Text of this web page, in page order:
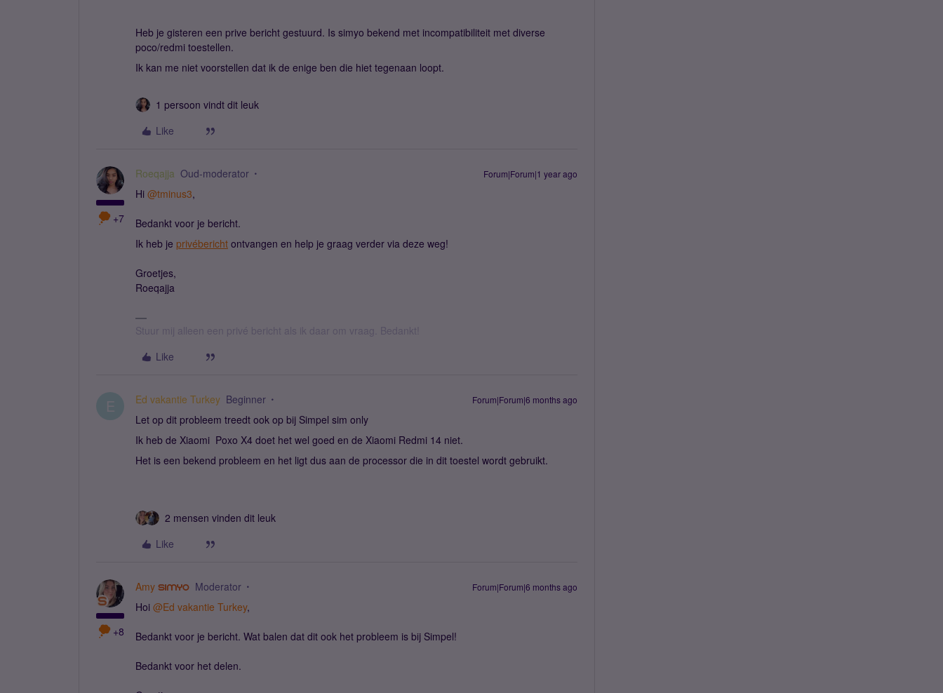
Heb je gisteren een prive bericht gestuurd. Is simyo bekend met incompatibiliteit met diverse
poco/redmi toestellen.
Ik kan me niet voorstellen dat ik de enige ben die hiet tegenaan loopt.
1 persoon vindt dit leuk
Like
+7
Roeqajja Oud-moderator Forum|Forum|1 year ago
Hi ​ @tminus3,
Bedankt voor je bericht.
Ik heb je privébericht ontvangen en help je graag verder via deze weg!
Groetjes,
Roeqajja
Stuur mij alleen een privé bericht als ik daar om vraag. Bedankt!
Like
E Ed vakantie Turkey Beginner Forum|Forum|6 months ago
Let op dit probleem treedt ook op bij Simpel sim only
Ik heb de Xiaomi Poxo X4 doet het wel goed en de Xiaomi Redmi 14 niet.
Het is een bekend probleem en het ligt dus aan de processor die in dit toestel wordt gebruikt.
2 mensen vinden dit leuk
Like
+8
Amy Moderator Forum|Forum|6 months ago
Hoi ​ @Ed vakantie Turkey,
Bedankt voor je bericht. Wat balen dat dit ook het probleem is bij Simpel!
Bedankt voor het delen.